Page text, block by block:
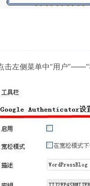
击左侧菜单中“用户